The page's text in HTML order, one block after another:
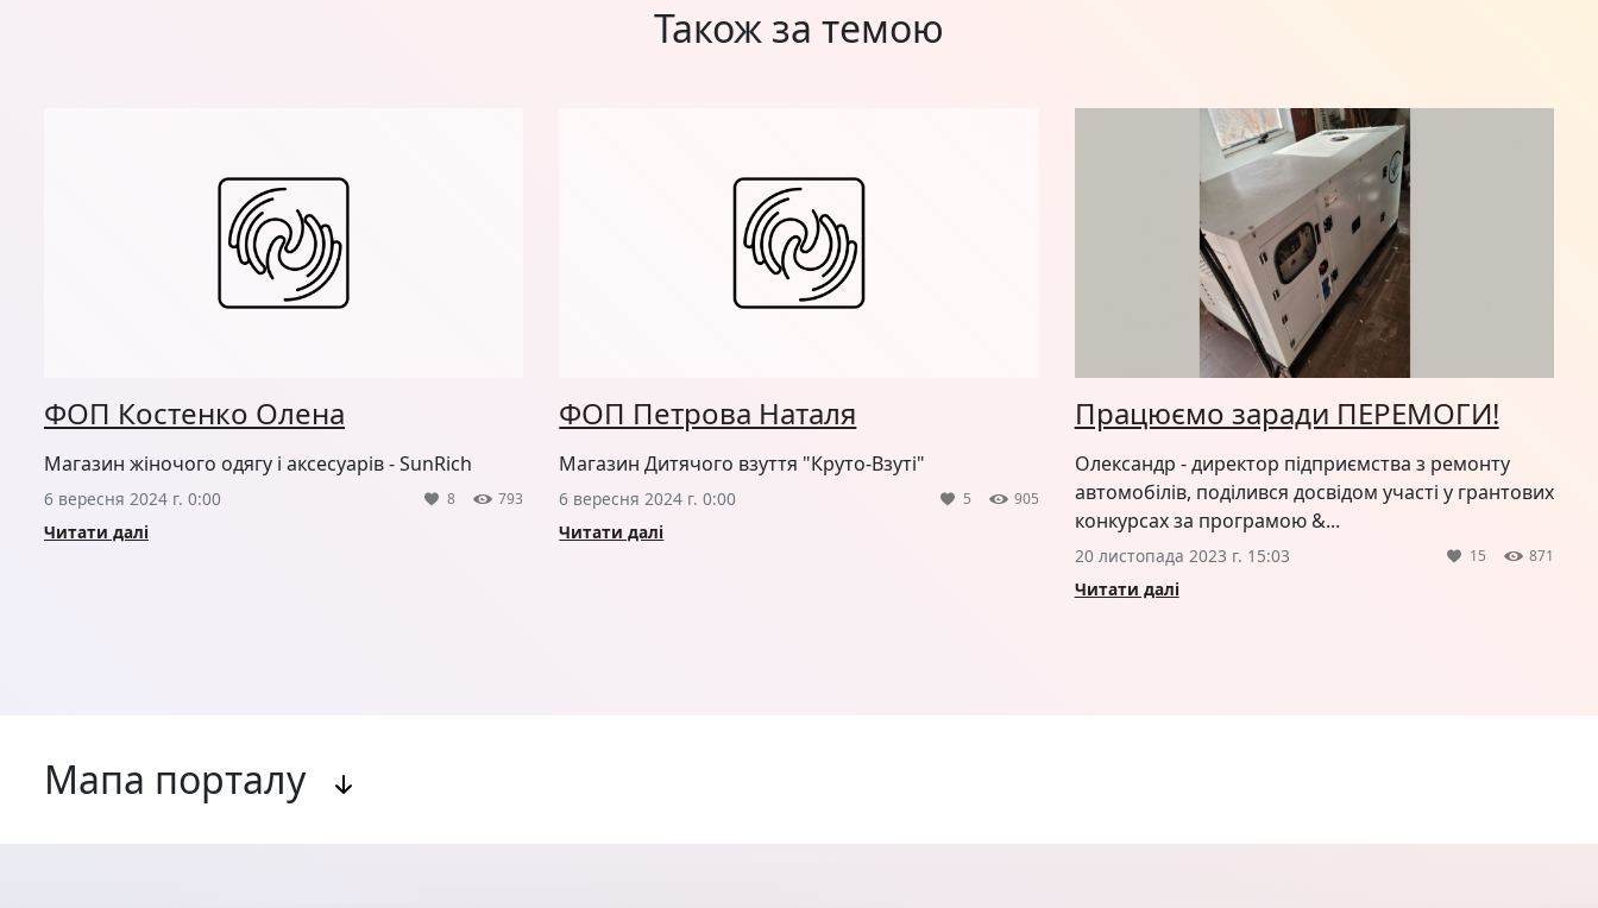
Також за темою
ФОП Костенко Олена
Магазин жіночого одягу і аксесуарів - SunRich
6 вересня 2024 г. 0:00 8 793
Читати далі
ФОП Петрова Наталя
Магазин Дитячого взуття "Круто-Взуті"
6 вересня 2024 г. 0:00 5 905
Читати далі
Працюємо заради ПЕРЕМОГИ!
Олександр - директор підприємства з ремонту
автомобілів, поділився досвідом участі у грантових
конкурсах за програмою &...
20 листопада 2023 г. 15:03 15 871
Читати далі
Мапа порталу